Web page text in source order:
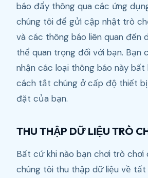
báo đẩy thông qua các ứng
chúng tôi để gửi cập nhật trò
và các thông báo liên quan đến
thể quan trọng đối với bạn. Bạn
nhận các loại thông báo này bất
cách tắt chúng ở cấp độ thiết
đặt của bạn.
THU THẬP DỮ LIỆU TRÒ
Bất cứ khi nào bạn chơi trò chơi
chúng tôi thu thập dữ liệu về